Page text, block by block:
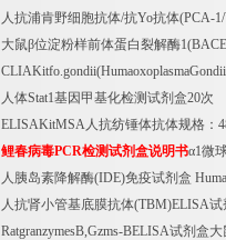
人抗浦肯野细胞抗体/抗Yo抗体(PCA-
大鼠β位淀粉样前体蛋白裂解酶
人体Stat1基因甲基化检测试剂盒20次
ELISAKitMSA人抗纺锤体抗体规格：
鲤春病毒PCR检测试剂盒说明书α1微
人胰岛素降解酶(IDE)免疫试剂盒
人抗肾小管基底膜抗体(TBM)ELISA试
RatgranzymesB,Gzms-BELISA试剂盒大